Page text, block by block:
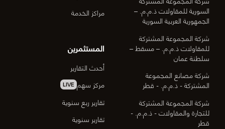
السورية للمقاولات ذ.م.م. –
الجمهورية العربية السورية
شركة المجموعة المشتركة
للمقاولات ذ.م.م. – مسقط –
سلطنة عمان
شركة مصانع المجموعة
المشتركة - ذ.م.م. - قطر
شركة المجموعة المشتركة
للتجارة والمقاولات - ذ.م.م. -
قطر
مراكز الخدمة
المستثمرين
أحدث التقارير
مركز سهم LIVE
تقارير ربع سنوية
تقارير سنوية